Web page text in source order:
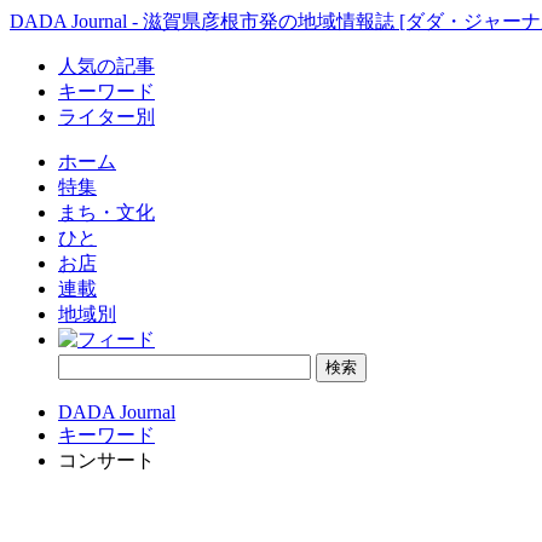
DADA Journal - 滋賀県彦根市発の地域情報誌 [ダダ・ジャー
人気の記事
キーワード
ライター別
ホーム
特集
まち・文化
ひと
お店
連載
地域別
DADA Journal
キーワード
コンサート